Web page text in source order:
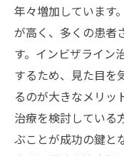
年々増加しています
が高く、多くの患者
す。インビザライン
するため、見た目を
るのが大きなメリッ
治療を検討している
ぶことが成功の鍵と